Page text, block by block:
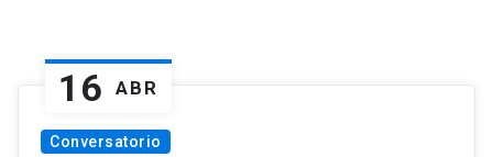
16 ABR
Conversatorio